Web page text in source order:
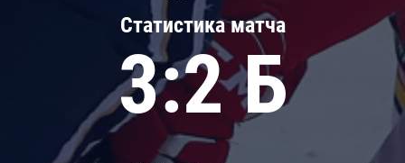
Статистика матча
3:2 Б